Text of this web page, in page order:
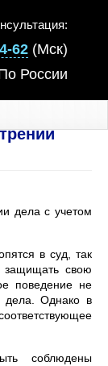
62 (Мск)
России
дела с учетом
в суд, так
защищать свою
поведение не
дела. Однако в
соблюдены